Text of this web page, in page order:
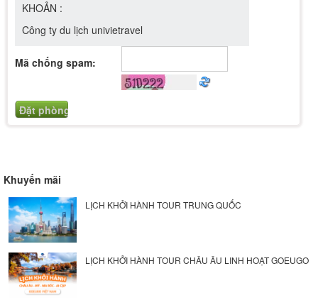
KHOẢN :
Công ty du lịch univietravel
Mã chống spam:
Khuyến mãi
LỊCH KHỞI HÀNH TOUR TRUNG QUỐC
LỊCH KHỞI HÀNH TOUR CHÂU ÂU LINH HOẠT GOEUGO